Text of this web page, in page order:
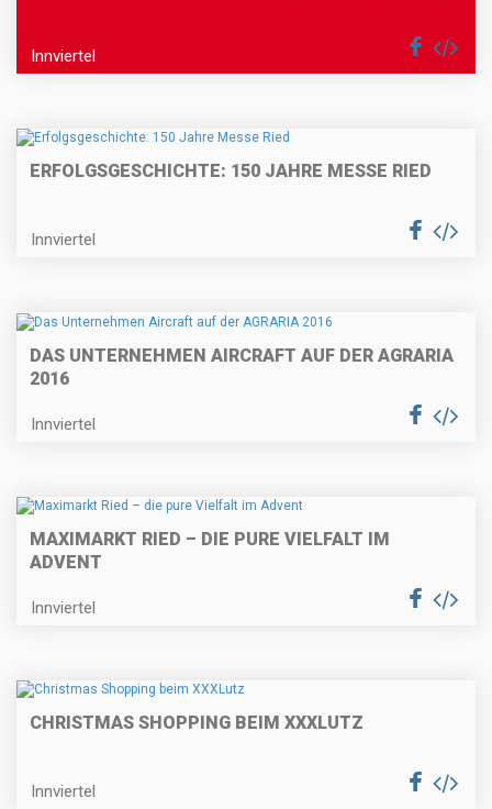
Innviertel
ERFOLGSGESCHICHTE: 150 JAHRE MESSE RIED
Innviertel
DAS UNTERNEHMEN AIRCRAFT AUF DER AGRARIA
2016
Innviertel
MAXIMARKT RIED – DIE PURE VIELFALT IM
ADVENT
Innviertel
CHRISTMAS SHOPPING BEIM XXXLUTZ
Innviertel